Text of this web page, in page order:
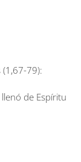
79):
de Espíritu